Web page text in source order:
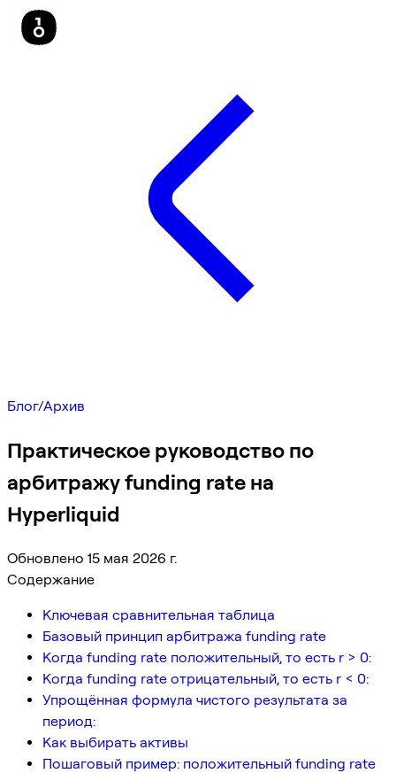
Блог/Архив
Практическое руководство по
арбитражу funding rate на
Hyperliquid
Обновлено 15 мая 2026 г.
Содержание
Ключевая сравнительная таблица
Базовый принцип арбитража funding rate
Когда funding rate положительный, то есть r > 0:
Когда funding rate отрицательный, то есть r < 0:
Упрощённая формула чистого результата за
период:
Как выбирать активы
Пошаговый пример: положительный funding rate